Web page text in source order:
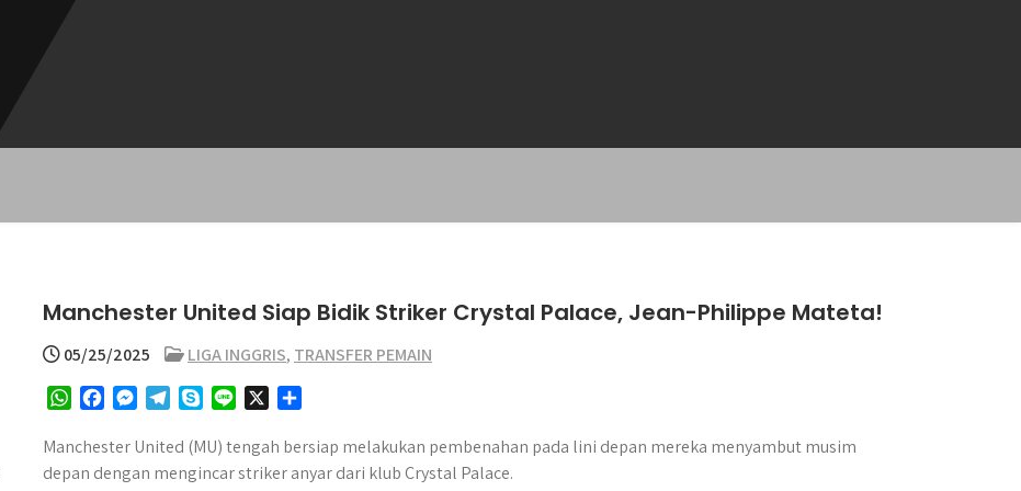
Manchester United Siap Bidik Striker Crystal Palace, Jean-Philippe Mateta!
05/25/2025 LIGA INGGRIS, TRANSFER PEMAIN
W
a
t
c
e
s
s
l
e
y
p
n
e
a
r
Manchester United (MU) tengah bersiap melakukan pembenahan pada lini depan mereka menyambut musim
depan dengan mengincar striker anyar dari klub Crystal Palace.